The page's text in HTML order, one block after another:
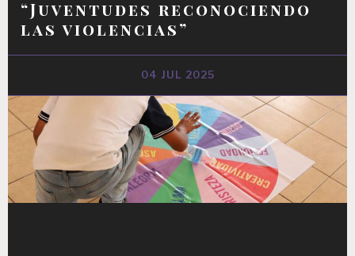
“Juventudes reconociendo
las violencias”
04 JUL 2025